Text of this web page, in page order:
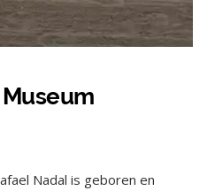
Nadal is geboren en